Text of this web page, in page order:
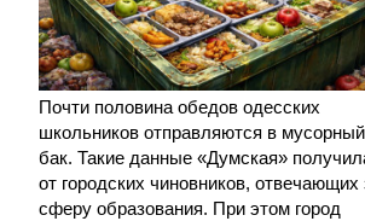
Почти половина обедов одесских
школьников отправляются в мусорный
бак. Такие данные «Думская»
от городских чиновников, отвечающих
сферу образования. При этом город